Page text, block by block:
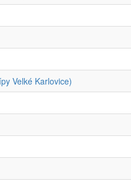
Velké Karlovice)